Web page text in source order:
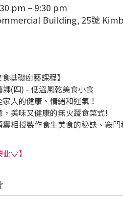
pm – 9:30 pm
Building, 25號
基礎廚藝課程】
(四) - 低溫風乾美食小食
人的健康、情緒和運氣！
美味又健康的無火蔬食菜式!
相授製作食生美食的秘訣、竅
💛】